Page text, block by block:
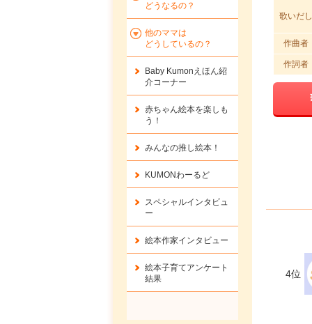
歌いだし
作曲者
作詞者
4位
どうなるの？
他のママは
どうしているの？
Baby Kumonえほん紹
介コーナー
赤ちゃん絵本を楽しも
う！
みんなの推し絵本！
KUMONわーるど
スペシャルインタビュ
ー
絵本作家インタビュー
絵本子育てアンケート
結果